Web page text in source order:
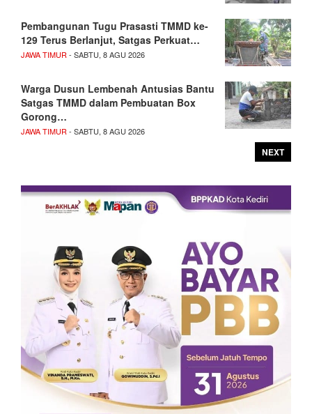
Pembangunan Tugu Prasasti TMMD ke-
129 Terus Berlanjut, Satgas Perkuat…
JAWA TIMUR- SABTU, 8 AGU 2026
Warga Dusun Lembenah Antusias Bantu
Satgas TMMD dalam Pembuatan Box
Gorong…
JAWA TIMUR- SABTU, 8 AGU 2026
NEXT